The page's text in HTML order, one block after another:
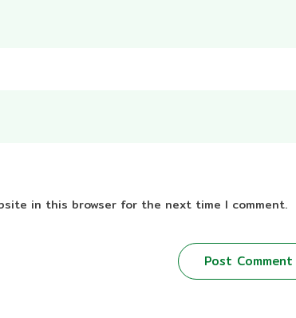
in this browser for the next time I comment.
Post Comment